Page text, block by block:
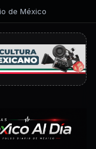
de México